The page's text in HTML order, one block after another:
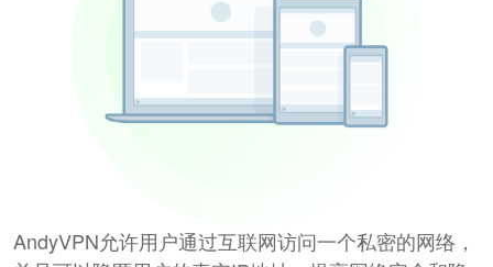
AndyVPN允许用户通过互联网访问一个私密的网络，